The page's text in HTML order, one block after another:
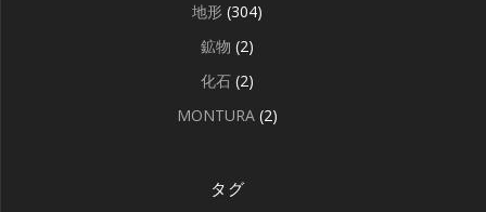
地形 (304)
鉱物 (2)
化石 (2)
MONTURA (2)
タグ